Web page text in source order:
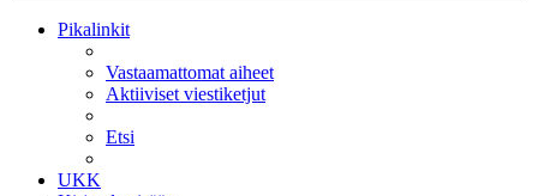
Pikalinkit
Vastaamattomat aiheet
Aktiiviset viestiketjut
Etsi
UKK